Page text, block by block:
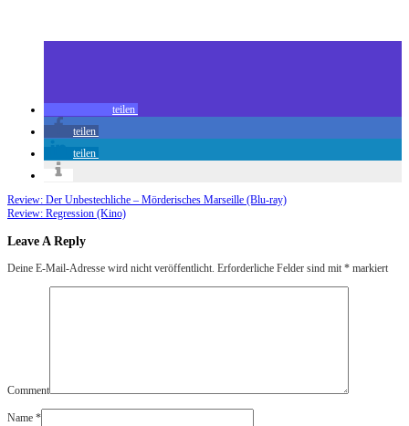
teilen
teilen
teilen
Review: Der Unbestechliche – Mörderisches Marseille (Blu-ray)
Review: Regression (Kino)
Leave A Reply
Deine E-Mail-Adresse wird nicht veröffentlicht. Erforderliche Felder sind mit * markiert
Comment
Name *